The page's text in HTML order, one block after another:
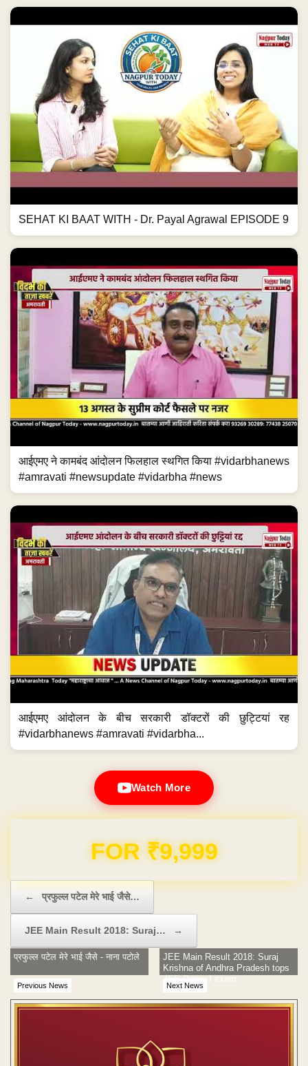
SEHAT KI BAAT WITH - Dr. Payal Agrawal EPISODE 9
आईएमए ने कामबंद आंदोलन फिलहाल स्थगित किया #vidarbhanews
#amravati #newsupdate #vidarbha #news
आईएमए आंदोलन के बीच सरकारी डॉक्टरों की छुट्टियां रह
#vidarbhanews #amravati #vidarbha...
Watch More
Domain & Hosting FREE for 1 Year
← प्रफुल्ल पटेल मेरे भाई जैसे…
JEE Main Result 2018: Suraj… →
Previous News
प्रफुल्ल पटेल मेरे भाई जैसे - नाना पटोले
Next News
JEE Main Result 2018: Suraj
Krishna of Andhra Pradesh tops
JEE Paper I exam